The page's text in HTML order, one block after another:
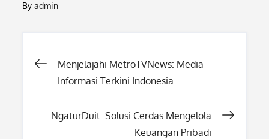
Byadmin
Post
Menjelajahi MetroTVNews: Media
Informasi Terkini Indonesia
NgaturDuit: Solusi Cerdas Mengelola
Keuangan Pribadi